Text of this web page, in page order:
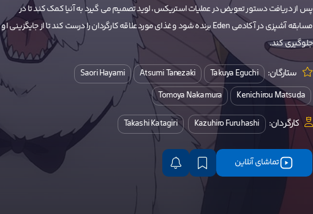
پس از دریافت دستور تعویض در عملیات استریکس، لوید تصمیم می گیرد به آنیا کمک کند تا در
مسابقه آشپزی در آکادمی Eden برنده شود و غذای مورد علاقه کارگردان را درست کند تا از جایگزینی او
جلوگیری کند.
ستارگان: Takuya Eguchi
Atsumi Tanezaki
Saori Hayami
Kenichirou Matsuda
Tomoya Nakamura
کارگردان: Kazuhiro Furuhashi
Takashi Katagiri
تماشای آنلاین